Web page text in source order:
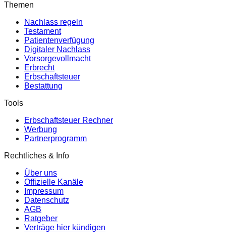
Themen
Nachlass regeln
Testament
Patientenverfügung
Digitaler Nachlass
Vorsorgevollmacht
Erbrecht
Erbschaftsteuer
Bestattung
Tools
Erbschaftsteuer Rechner
Werbung
Partnerprogramm
Rechtliches & Info
Über uns
Offizielle Kanäle
Impressum
Datenschutz
AGB
Ratgeber
Verträge hier kündigen